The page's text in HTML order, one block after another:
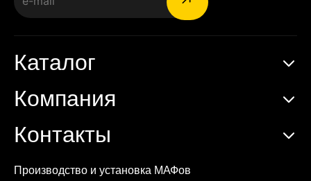
Производство и установка МАФов
Каталог
Компания
Контакты